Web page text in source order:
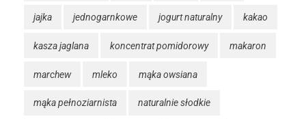
jajka jednogarnkowe jogurt naturalny kakao
kasza jaglana koncentrat pomidorowy makaron
marchew mleko mąka owsiana
mąka pełnoziarnista naturalnie słodkie